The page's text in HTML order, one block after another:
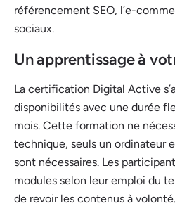
référencement SEO, l’e-
sociaux.
Un apprentissage à
La certification Digital Active
disponibilités avec une durée
mois. Cette formation ne
technique, seuls un ordinateur
sont nécessaires. Les
modules selon leur emploi du
de revoir les contenus à